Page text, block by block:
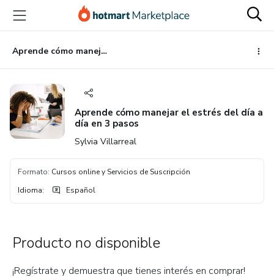
principal
página
de
página
Aprende cómo manejar el estrés del día a día en 3 pasos
Aprende cómo manejar el estrés del día a
día en 3 pasos
Sylvia Villarreal
Formato: Cursos online y Servicios de Suscripción
Idioma: Español
Producto no disponible
¡Regístrate y demuestra que tienes interés en comprar!